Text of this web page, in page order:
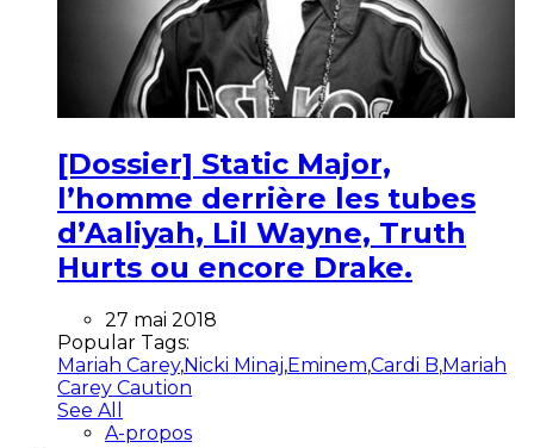
[Dossier] Static Major,
l’homme derrière les tubes
d’Aaliyah, Lil Wayne, Truth
Hurts ou encore Drake.
27 mai 2018
Popular Tags:
Mariah Carey,Nicki Minaj,Eminem,Cardi B,Mariah
Carey Caution
See All
A-propos